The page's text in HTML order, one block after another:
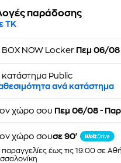
παράδοσης
ΤΚ
BOX NOW Locker Πεμ 06/
κατάστημα Public
ανά κατάστημα
χώρο σου Πεμ 06/08 -
χώρο σουσε 90'
παραγγελίες έως τις 19:00 σε